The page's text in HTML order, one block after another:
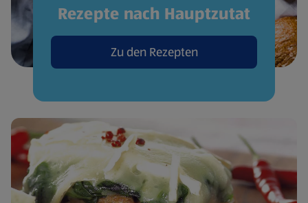
Rezepte nach Hauptzutat
Zu den Rezepten